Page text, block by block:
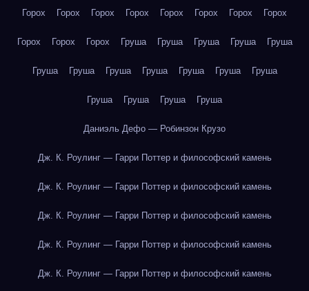
Горох Горох Горох Горох Горох Горох Горох Горох
Горох Горох Горох Груша Груша Груша Груша Груша
Груша Груша Груша Груша Груша Груша Груша
Груша Груша Груша Груша
Даниэль Дефо — Робинзон Крузо
Дж. К. Роулинг — Гарри Поттер и философский камень
Дж. К. Роулинг — Гарри Поттер и философский камень
Дж. К. Роулинг — Гарри Поттер и философский камень
Дж. К. Роулинг — Гарри Поттер и философский камень
Дж. К. Роулинг — Гарри Поттер и философский камень